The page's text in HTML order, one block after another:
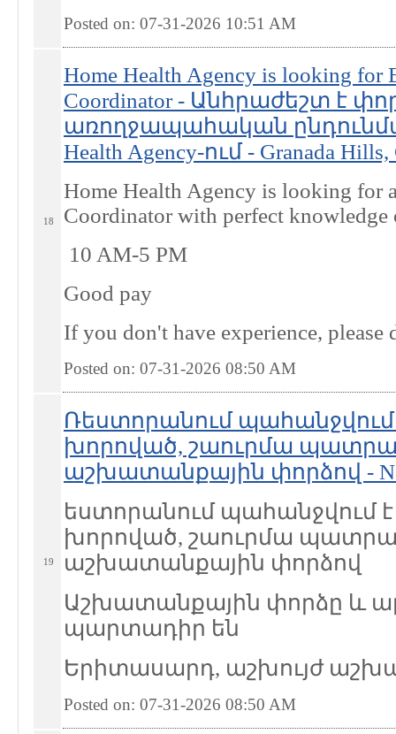
Posted on: 07-31-2026 10:51 AM
18
Home Health Agency is looking for
Coordinator - Անհրաժեշտ է
առողջապահական
Health Agency-ում - Granada Hills,
Home Health Agency is looking for
Coordinator with perfect knowledge
10 AM-5 PM
Good pay
If you don't have experience, please
Posted on: 07-31-2026 08:50 AM
19
Ռեստորանում
խորոված, շաուրմա
աշխատանքային փորձով -
եստորանում պահանջվում
խորոված, շաուրմա
աշխատանքային փորձով
Աշխատանքային փորձը և
պարտադիր են
Երիտասարդ, աշխույժ
Posted on: 07-31-2026 08:50 AM